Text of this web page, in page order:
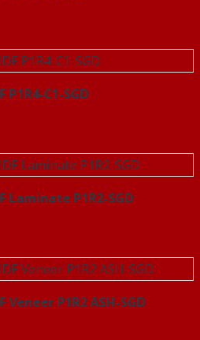
P1R4-C1-SGD
Laminate P1R2-SGD
Veneer P1R2 ASH-SGD